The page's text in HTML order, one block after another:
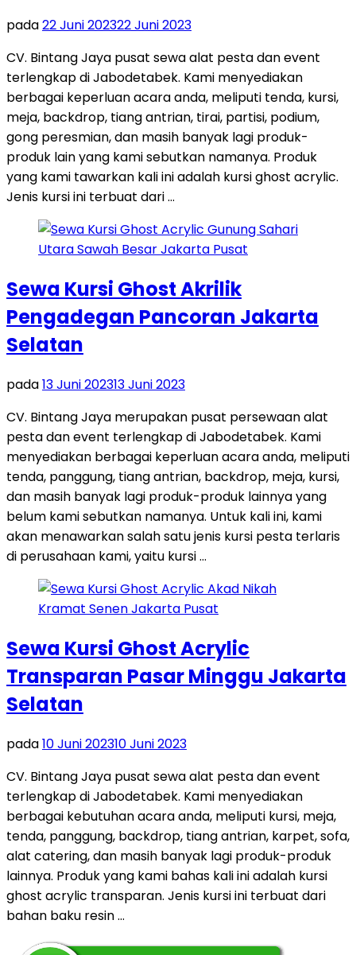
pada22 Juni 202322 Juni 2023
CV. Bintang Jaya pusat sewa alat pesta dan event
terlengkap di Jabodetabek. Kami menyediakan
berbagai keperluan acara anda, meliputi tenda, kursi,
meja, backdrop, tiang antrian, tirai, partisi, podium,
gong peresmian, dan masih banyak lagi produk-
produk lain yang kami sebutkan namanya. Produk
yang kami tawarkan kali ini adalah kursi ghost acrylic.
Jenis kursi ini terbuat dari …
Sewa Kursi Ghost Akrilik
Pengadegan Pancoran Jakarta
Selatan
pada13 Juni 202313 Juni 2023
CV. Bintang Jaya merupakan pusat persewaan alat
pesta dan event terlengkap di Jabodetabek. Kami
menyediakan berbagai keperluan acara anda, meliputi
tenda, panggung, tiang antrian, backdrop, meja, kursi,
dan masih banyak lagi produk-produk lainnya yang
belum kami sebutkan namanya. Untuk kali ini, kami
akan menawarkan salah satu jenis kursi pesta terlaris
di perusahaan kami, yaitu kursi …
Sewa Kursi Ghost Acrylic
Transparan Pasar Minggu Jakarta
Selatan
pada10 Juni 202310 Juni 2023
CV. Bintang Jaya pusat sewa alat pesta dan event
terlengkap di Jabodetabek. Kami menyediakan
berbagai kebutuhan acara anda, meliputi kursi, meja,
tenda, panggung, backdrop, tiang antrian, karpet, sofa,
alat catering, dan masih banyak lagi produk-produk
lainnya. Produk yang kami bahas kali ini adalah kursi
ghost acrylic transparan. Jenis kursi ini terbuat dari
bahan baku resin …